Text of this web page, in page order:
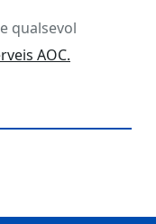
qualsevol
AOC.